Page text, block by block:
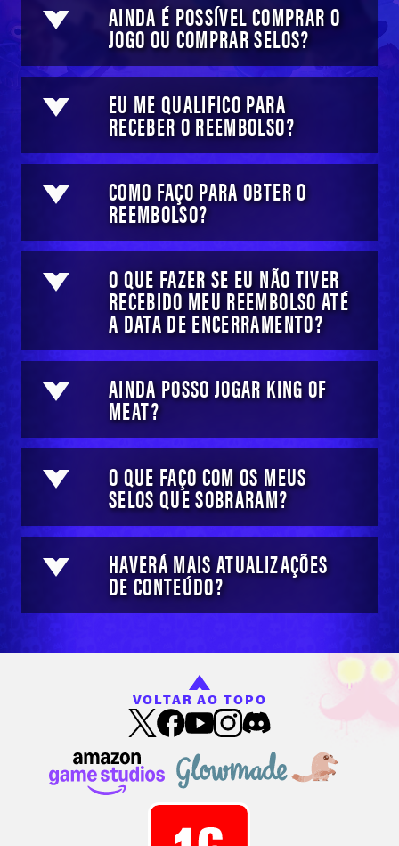
AINDA É POSSÍVEL COMPRAR O
JOGO OU COMPRAR SELOS?
EU ME QUALIFICO PARA
RECEBER O REEMBOLSO?
COMO FAÇO PARA OBTER O
REEMBOLSO?
O QUE FAZER SE EU NÃO TIVER
RECEBIDO MEU REEMBOLSO ATÉ
A DATA DE ENCERRAMENTO?
AINDA POSSO JOGAR KING OF
MEAT?
O QUE FAÇO COM OS MEUS
SELOS QUE SOBRARAM?
HAVERÁ MAIS ATUALIZAÇÕES
DE CONTEÚDO?
VOLTAR AO TOPO